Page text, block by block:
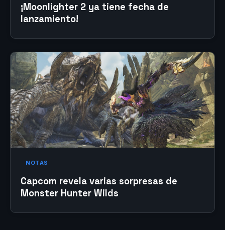
¡Moonlighter 2 ya tiene fecha de
lanzamiento!
NOTAS
Capcom revela varias sorpresas de
Monster Hunter Wilds